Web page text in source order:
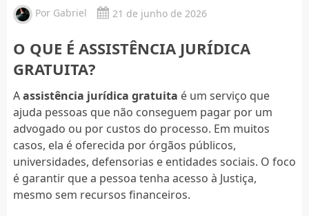
Por Gabriel 21 de junho de 2026
O QUE É ASSISTÊNCIA JURÍDICA
GRATUITA?
Aassistência jurídica gratuita é um serviço que
ajuda pessoas que não conseguem pagar por um
advogado ou por custos do processo. Em muitos
casos, ela é oferecida por órgãos públicos,
universidades, defensorias e entidades sociais. O foco
é garantir que a pessoa tenha acesso à Justiça,
mesmo sem recursos financeiros.